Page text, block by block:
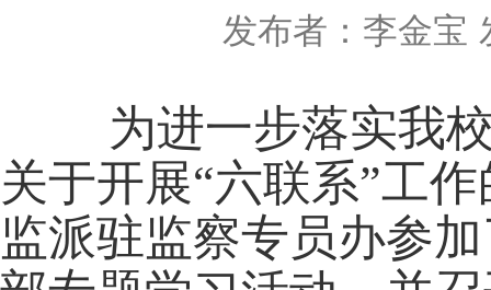
发布者：李金宝
为进一步落实我
关于开展“六联系”工
监派驻监察专员办参